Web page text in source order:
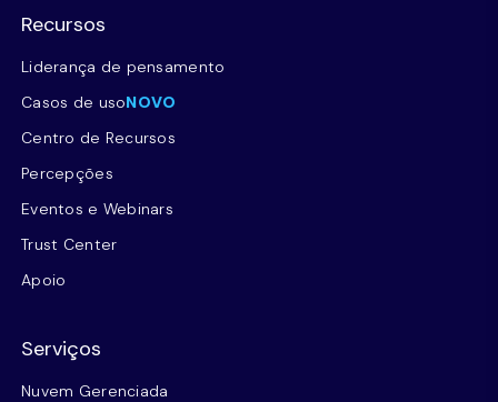
Recursos
Liderança de pensamento
Casos de usoNOVO
Centro de Recursos
Percepções
Eventos e Webinars
Trust Center
Apoio
Serviços
Nuvem Gerenciada